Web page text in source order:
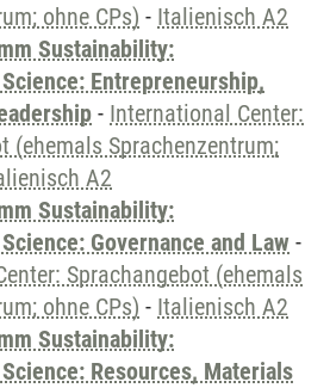
ohne CPs) - Italienisch A2
Sustainability:
Entrepreneurship,
- International Center:
(ehemals Sprachenzentrum;
A2
Sustainability:
Governance and Law -
Sprachangebot (ehemals
ohne CPs) - Italienisch A2
Sustainability:
Resources, Materials